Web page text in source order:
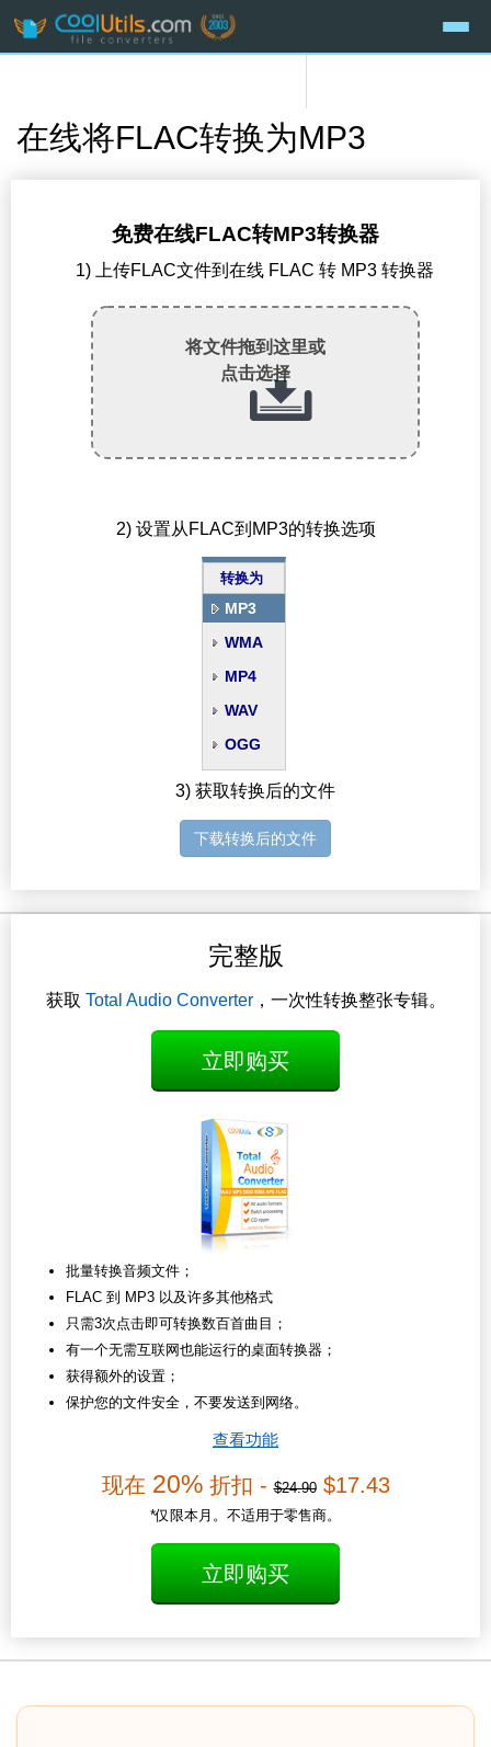
在线将FLAC转换为MP3
免费在线FLAC转MP3转换器
1) 上传FLAC文件到在线 FLAC 转 MP3 转换器
将文件拖到这里或
点击选择
2) 设置从FLAC到MP3的转换选项
转换为
MP3
WMA
MP4
WAV
OGG
3) 获取转换后的文件
下载转换后的文件
完整版
获取 Total Audio Converter，一次性转换整张专辑。
立即购买
批量转换音频文件；
FLAC 到 MP3 以及许多其他格式
只需3次点击即可转换数百首曲目；
有一个无需互联网也能运行的桌面转换器；
获得额外的设置；
保护您的文件安全，不要发送到网络。
查看功能
现在 20%折扣 -$24.90$17.43
*仅限本月。不适用于零售商。
立即购买